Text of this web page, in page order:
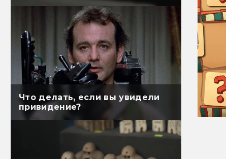
Что делать, если вы увидели
привидение?